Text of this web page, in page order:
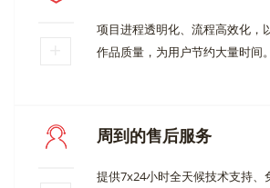
项目进程透明化、流程高效化，
作品质量，为用户节约大量时间。
周到的售后服务
提供7x24小时全天候技术支持、